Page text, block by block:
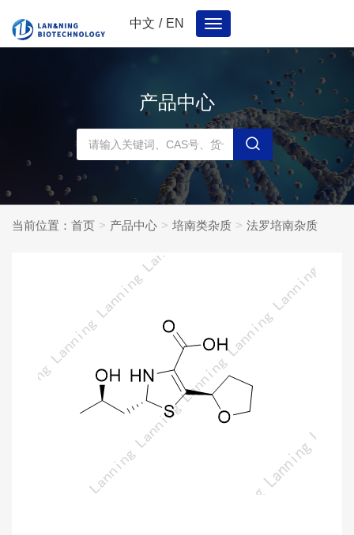
中文 / EN
Toggle
navigation
产品中心
当前位置： 首页 产品中心 培南类杂质 法罗培南杂质